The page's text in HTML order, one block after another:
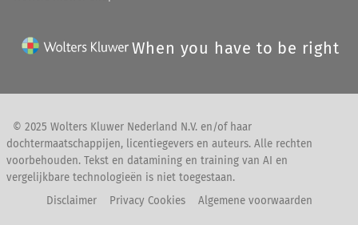
When you have to be right
© 2025 Wolters Kluwer Nederland N.V. en/of haar
dochtermaatschappijen, licentiegevers en auteurs. Alle rechten
voorbehouden. Tekst en datamining en training van AI en
vergelijkbare technologieën is niet toegestaan.
Disclaimer
Privacy Cookies Algemene voorwaarden